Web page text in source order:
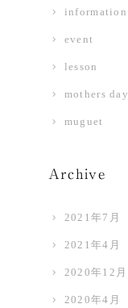
information
event
lesson
mothers day
muguet
Archive
2021年7月
2021年4月
2020年12月
2020年4月